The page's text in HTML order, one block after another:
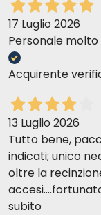
17 Luglio 2026
Personale
Acquirente
13 Luglio 2026
Tutto bene,
indicati; unico
oltre la
subito